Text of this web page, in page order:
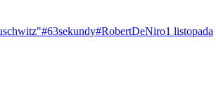
#63sekundy#RobertDeNiro1 listopada